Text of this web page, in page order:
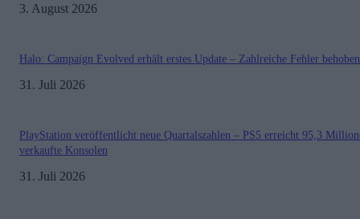
3. August 2026
Halo: Campaign Evolved erhält erstes Update – Zahlreiche Fehler behoben
31. Juli 2026
PlayStation veröffentlicht neue Quartalszahlen – PS5 erreicht 95,3
verkaufte Konsolen
31. Juli 2026